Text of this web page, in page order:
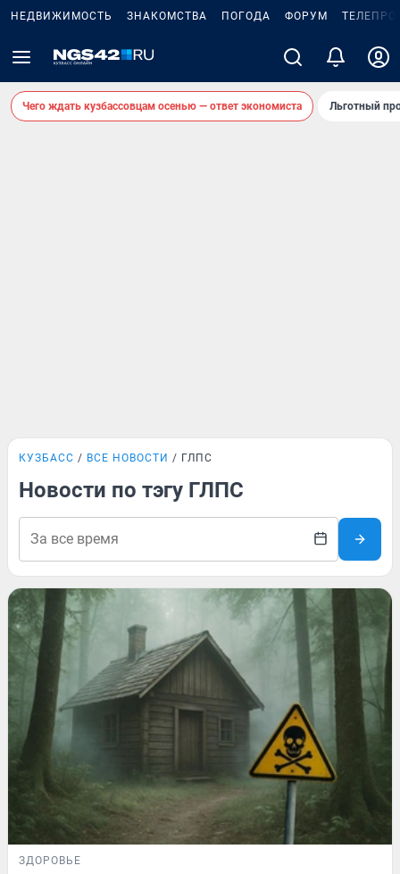
НЕДВИЖИМОСТЬ ЗНАКОМСТВА ПОГОДА ФОРУМ
Чего ждать кузбассовцам осенью — ответ экономиста Льготный
КУЗБАСС ВСЕ НОВОСТИ ГЛПС
Новости по тэгу ГЛПС
ЗДОРОВЬЕ